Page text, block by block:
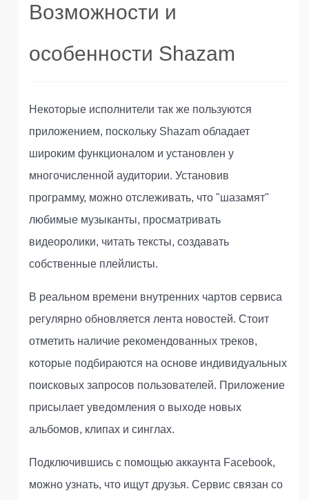
Возможности и
особенности Shazam
Некоторые исполнители так же пользуются
приложением, поскольку Shazam обладает
широким функционалом и установлен у
многочисленной аудитории. Установив
программу, можно отслеживать, что "шазамят"
любимые музыканты, просматривать
видеоролики, читать тексты, создавать
собственные плейлисты.
В реальном времени внутренних чартов сервиса
регулярно обновляется лента новостей. Стоит
отметить наличие рекомендованных треков,
которые подбираются на основе индивидуальных
поисковых запросов пользователей. Приложение
присылает уведомления о выходе новых
альбомов, клипах и синглах.
Подключившись с помощью аккаунта Facebook,
можно узнать, что ищут друзья. Сервис связан со